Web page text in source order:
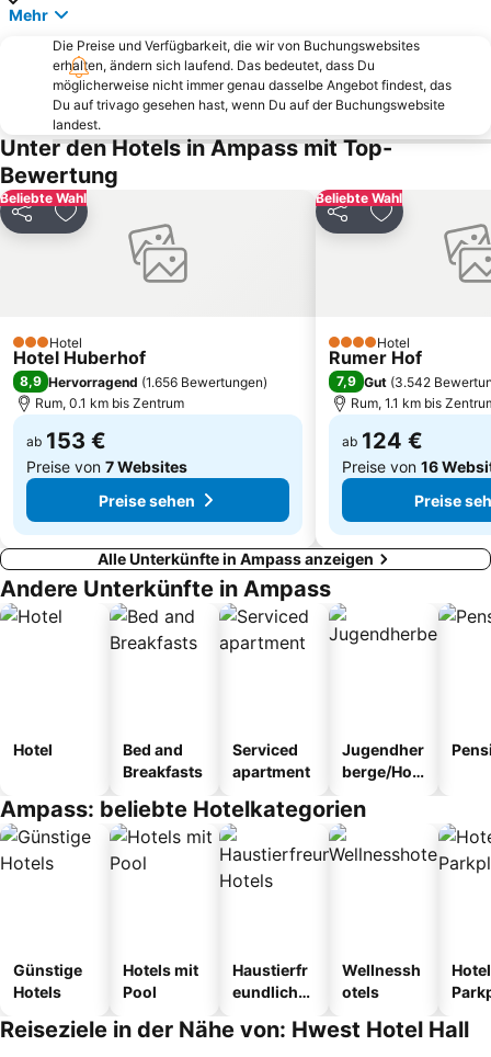
Bahnhof Mayrhofen im Zillertal
Swarovski Kristallwelten
Area 47
Altes Landhaus
Herzogstand
Classic Skigebiet Hausberg
Marienkapelle Hammersbach
Congress Innsbruck
Skiarena Klausberg
Almdorf Engalm - Großer Ahornboden
Olympiaworld
Garmisch-Partenkirchen Casino
Brauneck- und Wallbergbahnen
Flughafen Innsbruck
BMW Motorrad Days
Höllentalklamm
Karwendelbahn
Ladurns Ski resort
Timmelsjoch-Hochalpenstraße
Trimini Familien- und Erlebnisbad
Mehr
Die Preise und Verfügbarkeit, die wir von Buchungswebsites
erhalten, ändern sich laufend. Das bedeutet, dass Du
möglicherweise nicht immer genau dasselbe Angebot findest, das
Du auf trivago gesehen hast, wenn Du auf der Buchungswebsite
landest.
Unter den Hotels in Ampass mit Top-
Bewertung
Beliebte Wahl
Teilen Zu Favoriten hinzufügen
3 Sterne
Hotel
Hotel Huberhof
8,9 Hervorragend (1.656 Bewertungen)
Rum, 0.1 km bis Zentrum
ab 153 €
Preise von 7 Websites
Preise sehen
Beliebte Wahl
Teilen Zu Favoriten
4 SterneHotel
Rumer Hof
7,9 Gut (3.542
Rum, 1.1 km bis
ab 124 €
Preise von 16
Preise
Alle Unterkünfte in Ampass anzeigen
Andere Unterkünfte in Ampass
Hotel
Bed and
Breakfasts
Serviced
apartment
Jugendher
berge/Hos
Ampass: beliebte Hotelkategorien
Günstige
Hotels
Hotels mit
Pool
Haustierfr
eundliche
Wellnessh
otels
Reiseziele in der Nähe von: Hwest Hotel Hall